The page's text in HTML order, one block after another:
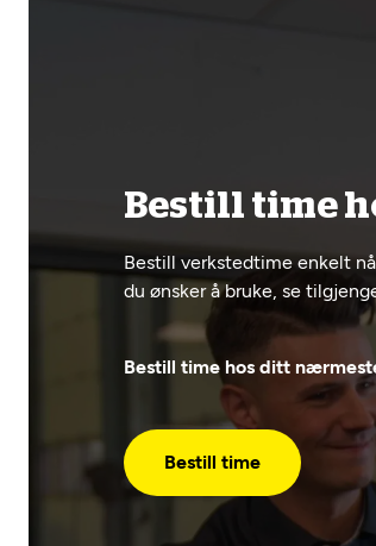
Bestill time
Bestill verkstedtime enkelt
du ønsker å bruke, se
Bestill time hos ditt
Bestill time